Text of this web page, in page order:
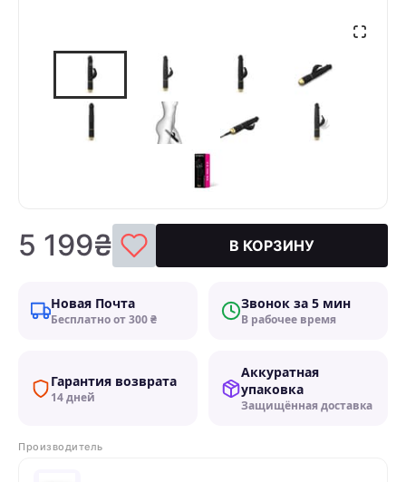
5 199₴ В КОРЗИНУ
Новая Почта
Бесплатно от 300 ₴
Звонок за 5 мин
В рабочее время
Гарантия возврата
14 дней
Аккуратная
упаковка
Защищённая доставка
Производитель